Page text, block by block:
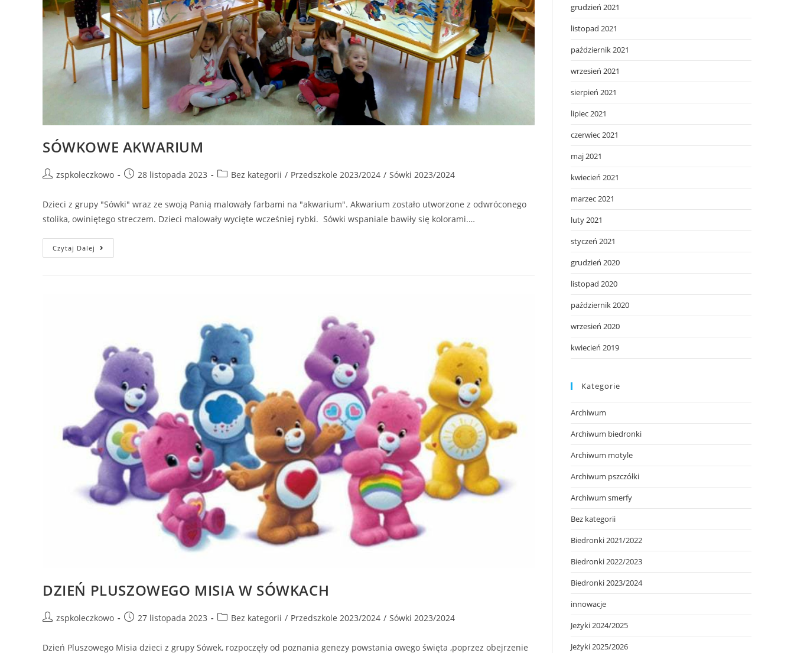
SÓWKOWE AKWARIUM
zspkoleczkowo 28 listopada 2023 Bez kategorii / Przedszkole 2023/2024 / Sówki 2023/2024
Dzieci z grupy "Sówki" wraz ze swoją Panią malowały farbami na "akwarium". Akwarium zostało utworzone z odwróconego
stolika, owiniętego streczem. Dzieci malowały wycięte wcześniej rybki. Sówki wspaniale bawiły się kolorami.…
Czytaj Dalej
DZIEŃ PLUSZOWEGO MISIA W SÓWKACH
zspkoleczkowo 27 listopada 2023 Bez kategorii / Przedszkole 2023/2024 / Sówki 2023/2024
Dzień Pluszowego Misia dzieci z grupy Sówek, rozpoczęły od poznania genezy powstania owego święta ,poprzez obejrzenie
grudzień 2021
listopad 2021
październik 2021
wrzesień 2021
sierpień 2021
lipiec 2021
czerwiec 2021
maj 2021
kwiecień 2021
marzec 2021
luty 2021
styczeń 2021
grudzień 2020
listopad 2020
październik 2020
wrzesień 2020
kwiecień 2019
Kategorie
Archiwum
Archiwum biedronki
Archiwum motyle
Archiwum pszczółki
Archiwum smerfy
Bez kategorii
Biedronki 2021/2022
Biedronki 2022/2023
Biedronki 2023/2024
innowacje
Jeżyki 2024/2025
Jeżyki 2025/2026